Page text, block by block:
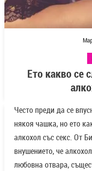
Ето какво се
Често преди да се
някоя чашка, но ето
алкохол със секс. От
внушението, че
любовна отвара,